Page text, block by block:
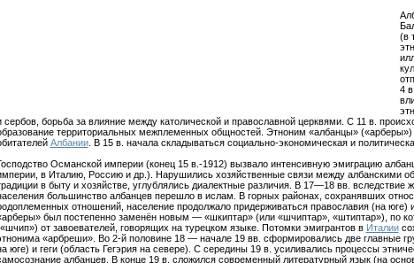
(в
4
сербов, борьба за влияние между католической и православной церквями. С 11 в.
территориальных межплеменных общностей. Этноним «албанцы» («арберы»)
Албании. В 15 в. начала складываться социально-экономическая и
Османской империи (конец 15 в.-1912) вызвало интенсивную эмиграцию
в Италию, Россию и др.). Нарушились хозяйственные связи между албанскими
в быту и хозяйстве, углублялись диалектные различия. В 17—18 вв. вследствие
большинство албанцев перешло в ислам. В горных районах, сохранявших
отношений, население продолжало придерживаться православия (на юге)
был постепенно заменён новым — «шкиптар» (или «шчиптар», «штиптар»), по
от завоевателей, говорящих на турецком языке. Потомки эмигрантов в Италии
«арбреши». Во 2-й половине 18 — начале 19 вв. сформировались две главные
юге) и геги (область Гегэрия на севере). С середины 19 в. усиливались процессы
албанцев. В конце 19 в. сложился современный литературный язык (на